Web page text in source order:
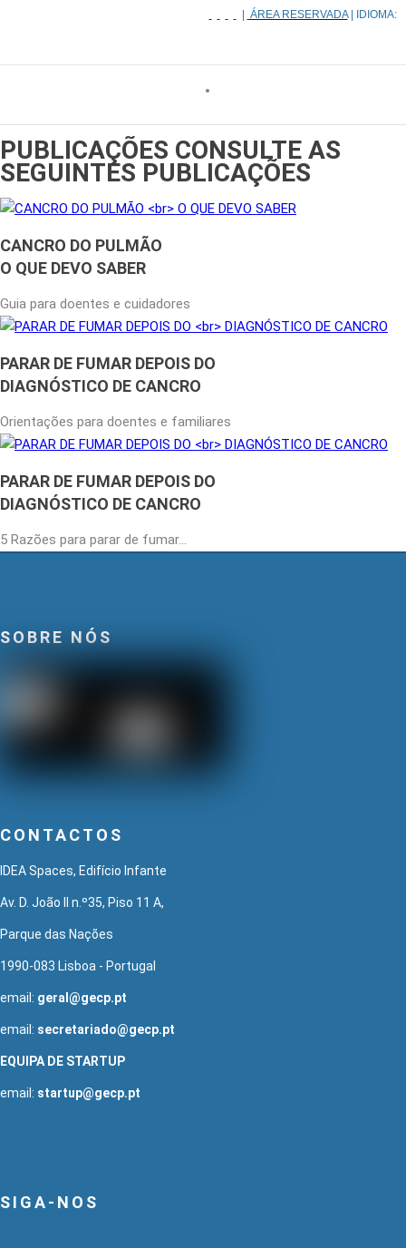
ÁREA RESERVADA| IDIOMA:
PUBLICAÇÕES CONSULTE AS
SEGUINTES PUBLICAÇÕES
CANCRO DO PULMÃO
O QUE DEVO SABER
Guia para doentes e cuidadores
PARAR DE FUMAR DEPOIS DO
DIAGNÓSTICO DE CANCRO
Orientações para doentes e familiares
PARAR DE FUMAR DEPOIS DO
DIAGNÓSTICO DE CANCRO
5 Razões para parar de fumar…
SOBRE NÓS
CONTACTOS
IDEA Spaces, Edifício Infante
Av. D. João II n.º35, Piso 11 A,
Parque das Nações
1990-083 Lisboa - Portugal
email: geral@gecp.pt
email: secretariado@gecp.pt
EQUIPA DE STARTUP
email: startup@gecp.pt
SIGA-NOS